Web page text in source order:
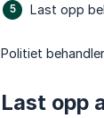
Last opp
Politiet
Last opp